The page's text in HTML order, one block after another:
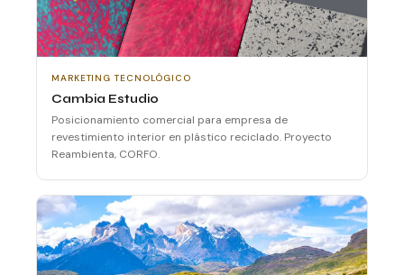
MARKETING TECNOLÓGICO
Cambia Estudio
Posicionamiento comercial para empresa de
revestimiento interior en plástico reciclado. Proyecto
Reambienta, CORFO.